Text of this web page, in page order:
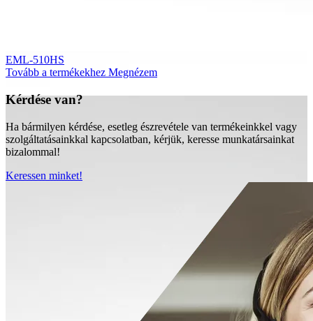
EML-510HS
Tovább a termékekhez Megnézem
Kérdése van?
Ha bármilyen kérdése, esetleg észrevétele van termékeinkkel vagy
szolgáltatásainkkal kapcsolatban, kérjük, keresse munkatársainkat
bizalommal!
Keressen minket!